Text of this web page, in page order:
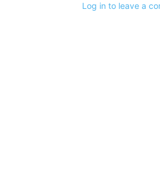
Log in to leave a